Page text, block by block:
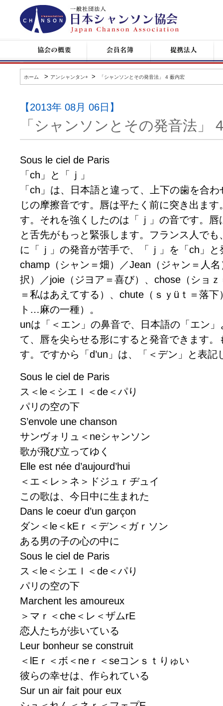
日
本
シ
ン
協
の
概
要
名
簿
企
業
サ
ー
情
ホーム > アンシャンタン+ > 「シャンソンとその発音法」 4 薮内宏
【2013年 08月 06日】
「シャンソンとその発音法」
Sous le ciel de Paris
「ch」と「ｊ」
「ch」は、日本語と違って、上下の歯を合
じの摩擦音です。唇は平たく前に突き出ま
す。それを強くしたのは「ｊ」の音です。
と舌先がもっと緊張します。フランス人で
に「ｊ」の発音が苦手で、「ｊ」を「ch」
champ（シャン＝畑）／Jean（ジャン＝人
択）／joie（ジヨア＝喜び）、chose（ショｚ
＝私はあえてする）、chute（ｓｙüｔ＝落
ト…麻の一種）。
unは「＜エン」の鼻音で、日本語の「エン
て、唇を尖らせる形にすると発音できます
す。ですから「d’un」は、「＜デン」と表記
Sous le ciel de Paris
ス＜le＜シエｌ＜de＜パり
パリの空の下
S’envole une chanson
サンヴォリュ＜neシャンソン
歌が飛び立ってゆく
Elle est née d’aujourd’hui
＜エ＜レ＞ネ＞ドジュｒヂュイ
この歌は、今日中に生まれた
Dans le coeur d’un garçon
ダン＜le＜kEｒ＜デン＜ガｒソン
ある男の子の心の中に
Sous le ciel de Paris
ス＜le＜シエｌ＜de＜パり
パリの空の下
Marchent les amoureux
＞マｒ＜che＜レ＜ザムrE
恋人たちが歩いている
Leur bonheur se construit
＜lEｒ＜ボ＜neｒ＜seコンｓｔりゅい
彼らの幸せは、作られている
Sur un air fait pour eux